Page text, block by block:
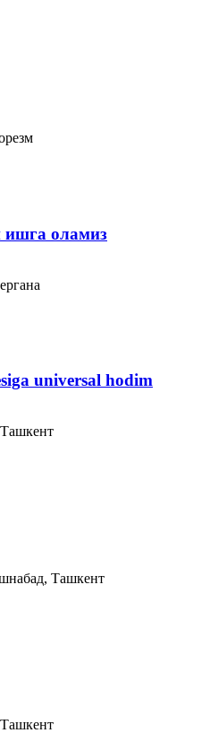
ишга оламиз
universal hodim
Ташкент
Ташкент
Ташкент